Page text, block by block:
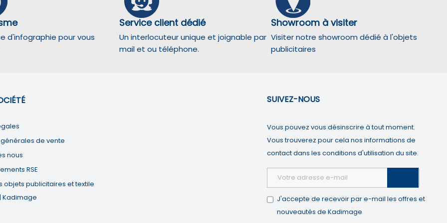
d'infographie pour vous
Service client dédié
Un interlocuteur unique et joignable par
mail et ou téléphone.
Showroom à visiter
Visiter notre showroom dédié à l'objets
publicitaires
de vente
nous
RSE
objets publicitaires et textile
Kadimage
SUIVEZ-NOUS
Vous pouvez vous désinscrire à tout moment.
Vous trouverez pour cela nos informations de
contact dans les conditions d'utilisation du site.
J'accepte de recevoir par e-mail les offres et
nouveautés de Kadimage
tels que le trafic, les produits les plus consultés, ou encore la répartition géographique des visiteurs.
de sites web et utilisent ces données pour créer des expériences d'achat personnalisées.
s'il y a des conversions.
plateformes de médias sociaux, les expériences de réalité virtuelle et augmentée.